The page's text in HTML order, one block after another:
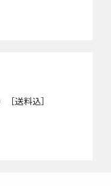
送料込］